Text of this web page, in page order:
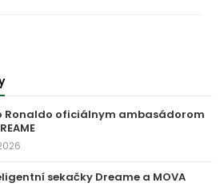
Ronaldo oficiálnym ambasádorom
sekačky Dreame a MOVA